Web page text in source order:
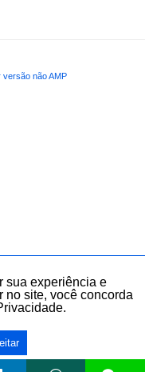
versão não AMP
sua experiência e
no site, você concorda